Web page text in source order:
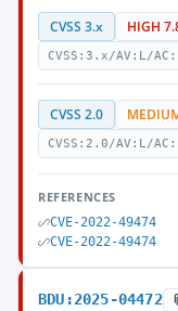
CVSS 3.x HIGH
CVSS:3.x/AV:L/
CVSS 2.0
CVSS:2.0/AV:L/
REFERENCES
CVE-2022-49474
CVE-2022-49474
BDU:2025-04472